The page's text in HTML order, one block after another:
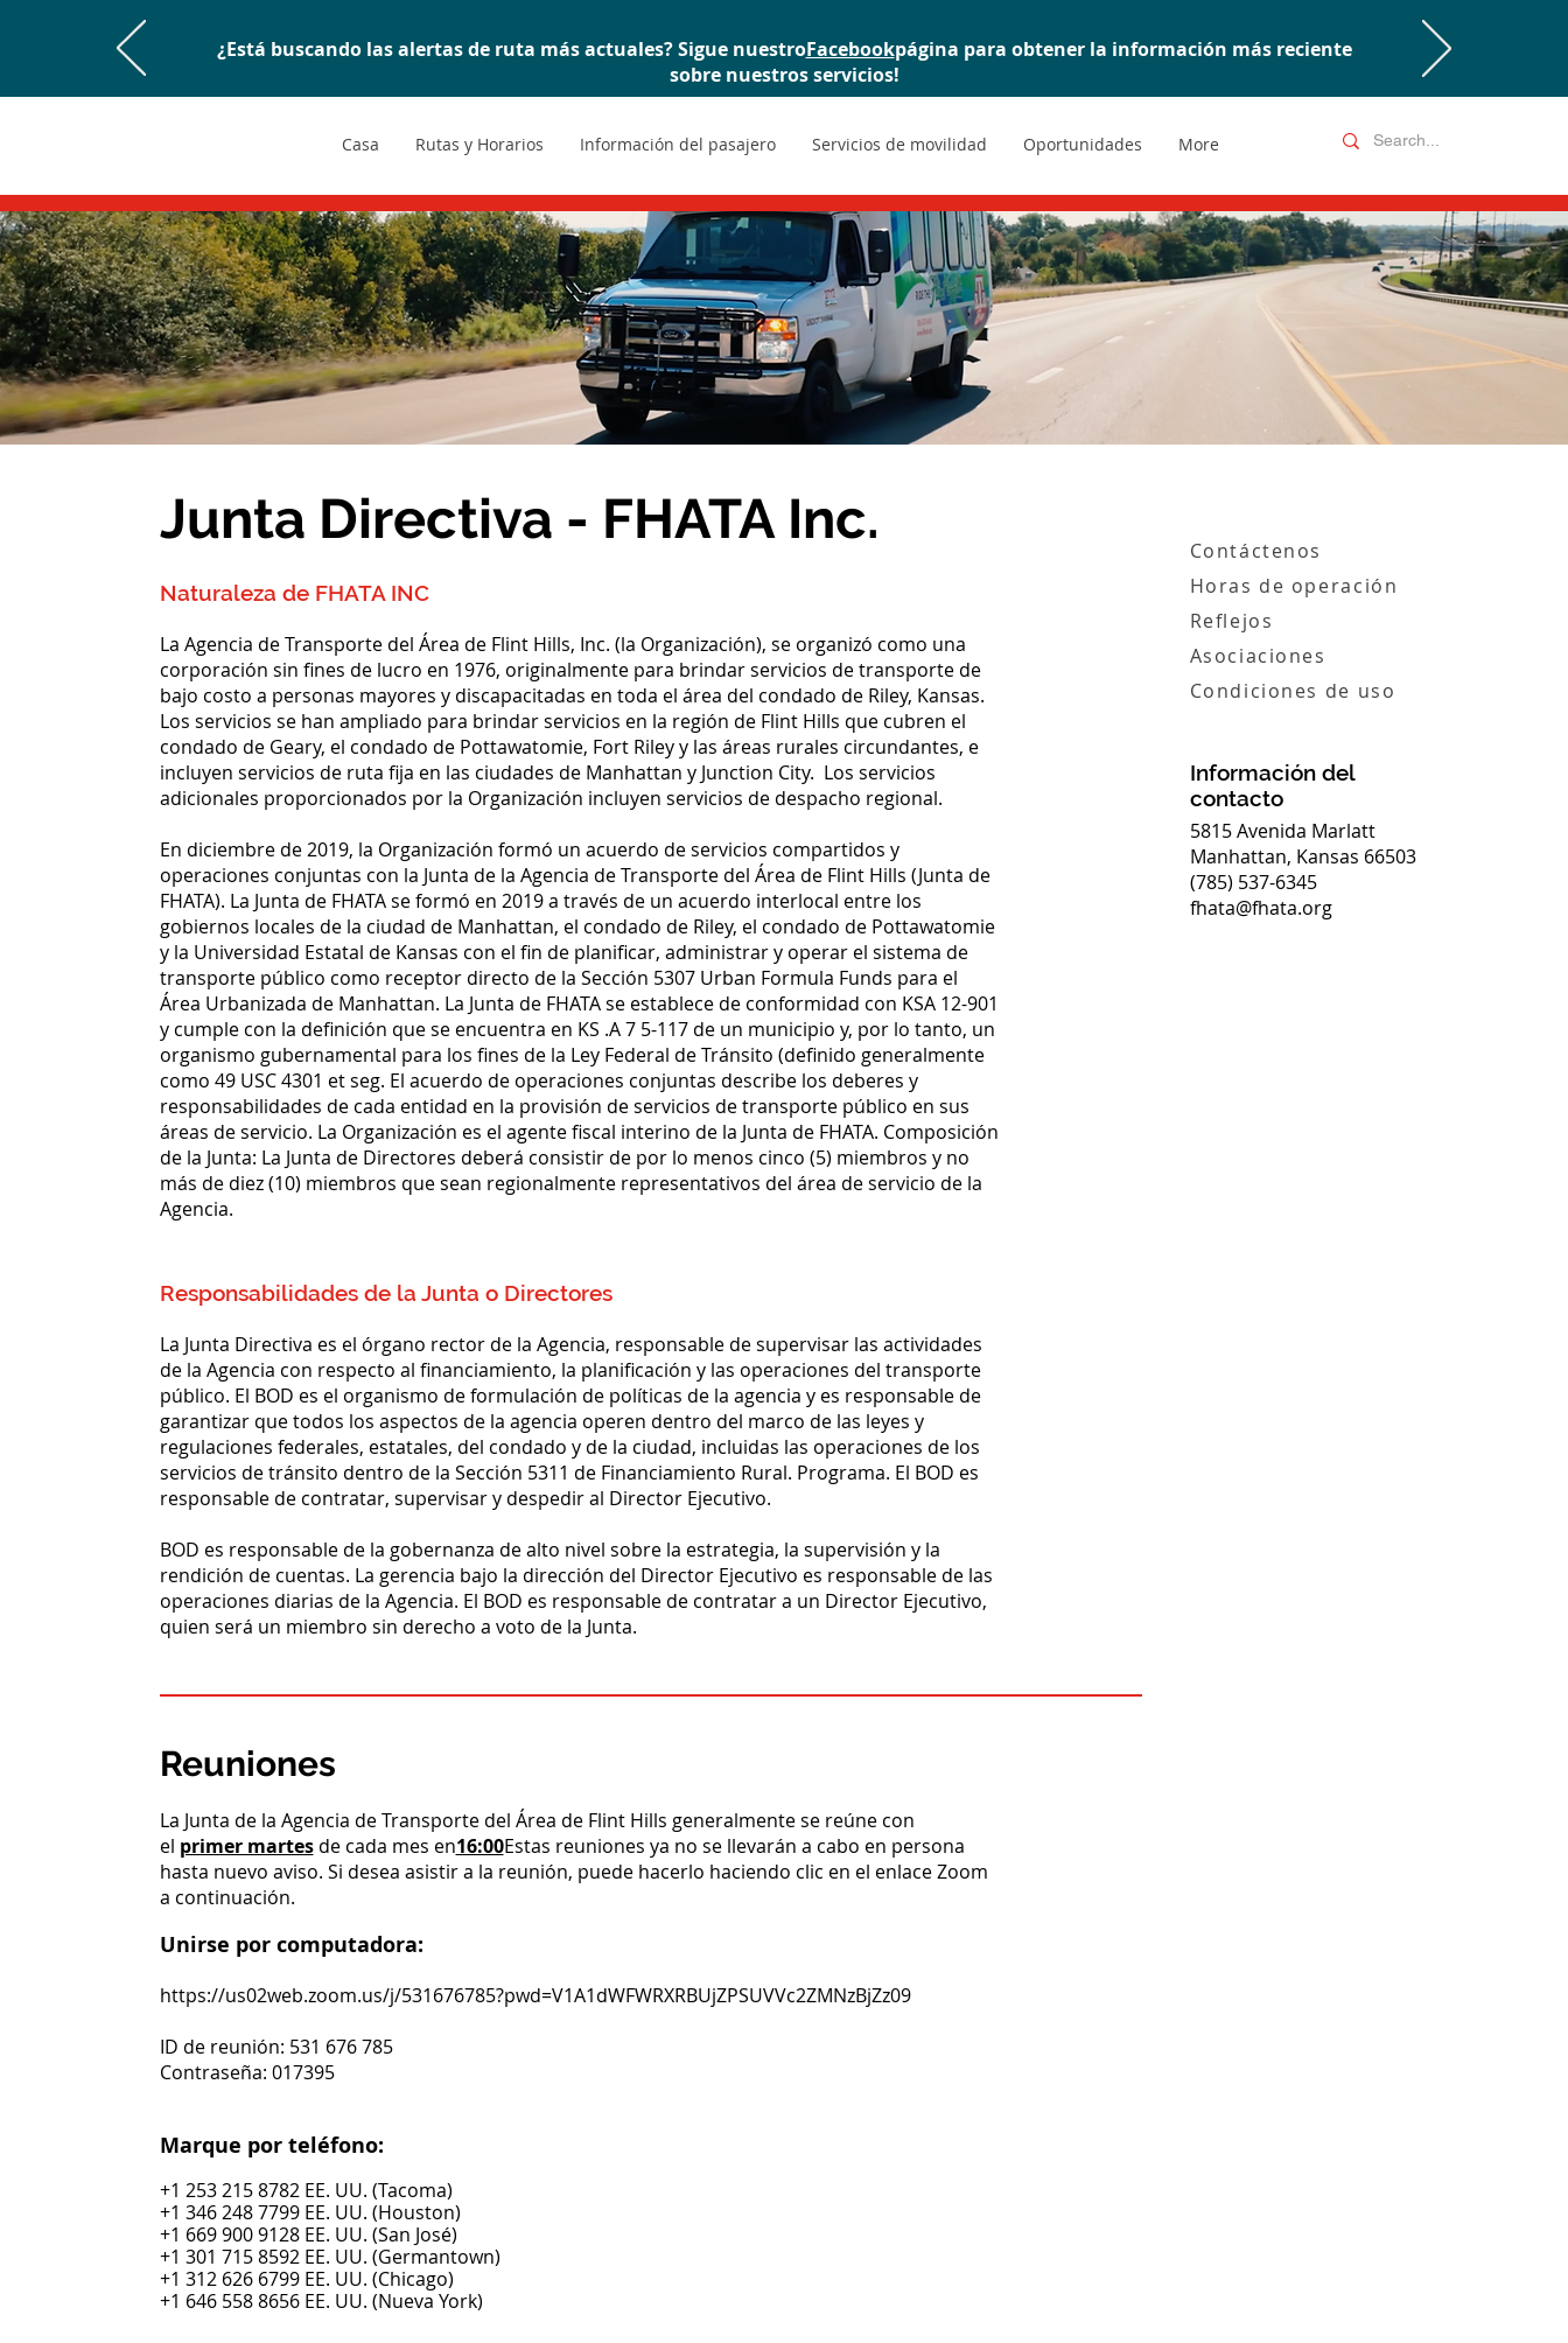
¿Está buscando las alertas de ruta más actuales? Sigue nuestroFacebookpágina para obtener la información más reciente
sobre nuestros servicios!
Casa Rutas y Horarios Información del pasajero Servicios de movilidad Oportunidades More
Junta Directiva - FHATA Inc.
Naturaleza de FHATA INC
La Agencia de Transporte del Área de Flint Hills, Inc. (la Organización), se organizó como una
corporación sin fines de lucro en 1976, originalmente para brindar servicios de transporte de
bajo costo a personas mayores y discapacitadas en toda el área del condado de Riley, Kansas.
Los servicios se han ampliado para brindar servicios en la región de Flint Hills que cubren el
condado de Geary, el condado de Pottawatomie, Fort Riley y las áreas rurales circundantes, e
incluyen servicios de ruta fija en las ciudades de Manhattan y Junction City. Los servicios
adicionales proporcionados por la Organización incluyen servicios de despacho regional.
En diciembre de 2019, la Organización formó un acuerdo de servicios compartidos y
operaciones conjuntas con la Junta de la Agencia de Transporte del Área de Flint Hills (Junta de
FHATA). La Junta de FHATA se formó en 2019 a través de un acuerdo interlocal entre los
gobiernos locales de la ciudad de Manhattan, el condado de Riley, el condado de Pottawatomie
y la Universidad Estatal de Kansas con el fin de planificar, administrar y operar el sistema de
transporte público como receptor directo de la Sección 5307 Urban Formula Funds para el
Área Urbanizada de Manhattan. La Junta de FHATA se establece de conformidad con KSA 12-901
y cumple con la definición que se encuentra en KS .A 7 5-117 de un municipio y, por lo tanto, un
organismo gubernamental para los fines de la Ley Federal de Tránsito (definido generalmente
como 49 USC 4301 et seg. El acuerdo de operaciones conjuntas describe los deberes y
responsabilidades de cada entidad en la provisión de servicios de transporte público en sus
áreas de servicio. La Organización es el agente fiscal interino de la Junta de FHATA. Composición
de la Junta: La Junta de Directores deberá consistir de por lo menos cinco (5) miembros y no
más de diez (10) miembros que sean regionalmente representativos del área de servicio de la
Agencia.
Responsabilidades de la Junta o Directores
La Junta Directiva es el órgano rector de la Agencia, responsable de supervisar las actividades
de la Agencia con respecto al financiamiento, la planificación y las operaciones del transporte
público. El BOD es el organismo de formulación de políticas de la agencia y es responsable de
garantizar que todos los aspectos de la agencia operen dentro del marco de las leyes y
regulaciones federales, estatales, del condado y de la ciudad, incluidas las operaciones de los
servicios de tránsito dentro de la Sección 5311 de Financiamiento Rural. Programa. El BOD es
responsable de contratar, supervisar y despedir al Director Ejecutivo.
BOD es responsable de la gobernanza de alto nivel sobre la estrategia, la supervisión y la
rendición de cuentas. La gerencia bajo la dirección del Director Ejecutivo es responsable de las
operaciones diarias de la Agencia. El BOD es responsable de contratar a un Director Ejecutivo,
quien será un miembro sin derecho a voto de la Junta.
Contáctenos
Horas de operación
Reflejos
Asociaciones
Condiciones de uso
Información del
contacto
5815 Avenida Marlatt
Manhattan, Kansas 66503
(785) 537-6345
fhata@fhata.org
Reuniones
La Junta de la Agencia de Transporte del Área de Flint Hills generalmente se reúne con
el primer martes de cada mes en16:00Estas reuniones ya no se llevarán a cabo en persona
hasta nuevo aviso. Si desea asistir a la reunión, puede hacerlo haciendo clic en el enlace Zoom
a continuación.
Unirse por computadora:
https://us02web.zoom.us/j/531676785?pwd=V1A1dWFWRXRBUjZPSUVVc2ZMNzBjZz09
ID de reunión: 531 676 785
Contraseña: 017395
Marque por teléfono:
+1 253 215 8782 EE. UU. (Tacoma)
+1 346 248 7799 EE. UU. (Houston)
+1 669 900 9128 EE. UU. (San José)
+1 301 715 8592 EE. UU. (Germantown)
+1 312 626 6799 EE. UU. (Chicago)
+1 646 558 8656 EE. UU. (Nueva York)